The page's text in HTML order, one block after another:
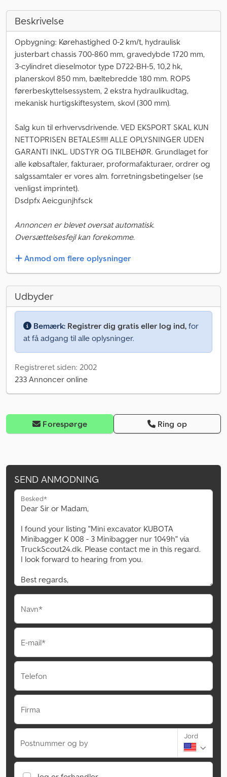
Beskrivelse
Opbygning: Kørehastighed 0-2 km/t, hydraulisk
justerbart chassis 700-860 mm, grave­dybde 1720 mm,
3-cylindret dieselmotor type D722-BH-5, 10,2 hk,
planerskovl 850 mm, bæltebredde 180 mm. ROPS
førerbeskyttelsessystem, 2 ekstra hydraulikudtag,
mekanisk hurtigskiftesystem, skovl (300 mm).
Salg kun til erhvervsdrivende. VED EKSPORT SKAL KUN
NETTOPRISEN BETALES!!!!! ALLE OPLYSNINGER UDEN
GARANTI INKL. UDSTYR OG TILBEHØR. Grundlaget for
alle købsaftaler, fakturaer, proformafakturaer, ordrer og
salgssamtaler er vores alm. forretningsbetingelser (se
venligst imprintet).
Dsdpfx Aeicgunjhfsck
Annoncen er blevet oversat automatisk.
Oversættelsesfejl kan forekomme.
Anmod om flere oplysninger
Udbyder
Bemærk: Registrer dig gratis eller log ind, for
at få adgang til alle oplysninger.
Registreret siden: 2002
233 Annoncer online
Forespørge Ring op
SEND ANMODNING
Besked*
Navn*
E-mail*
Telefon
Firma
Postnummer og by
Jord